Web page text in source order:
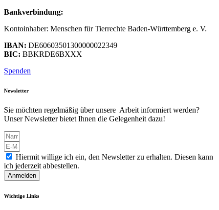
Bankverbindung:
Kontoinhaber: Menschen für Tierrechte Baden-Württemberg e. V.
IBAN: DE60603501300000022349
BIC: BBKRDE6BXXX
Spenden
Newsletter
Sie möchten regelmäßig über unsere Arbeit informiert werden?
Unser Newsletter bietet Ihnen die Gelegenheit dazu!
Hiermit willige ich ein, den Newsletter zu erhalten. Diesen kann
ich jederzeit abbestellen.
Anmelden
Wichtige Links